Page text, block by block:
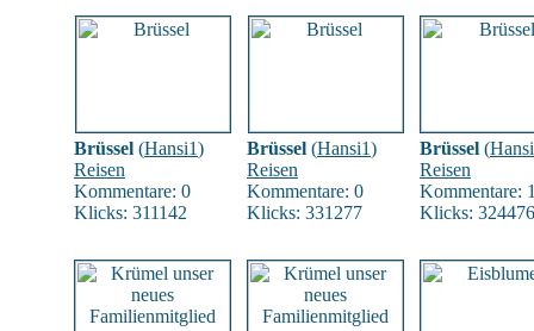
Brüssel (Hansi1)
Reisen
Kommentare: 0
Klicks: 311142
Brüssel (Hansi1)
Reisen
Kommentare: 0
Klicks: 331277
Brüssel (
Reisen
Kommentare:
Klicks: 324476